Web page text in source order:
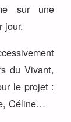
sur une
jour.
du Vivant,
le projet :
Céline…